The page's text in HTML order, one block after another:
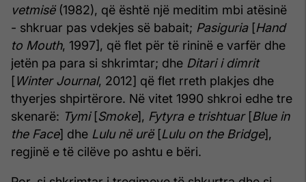
vetmisë(1982), që është një meditim mbi atësinë
- shkruar pas vdekjes së babait; Pasiguria[Hand
to Mouth, 1997], që flet për të rininë e varfër dhe
jetën pa para si shkrimtar; dhe Ditari i dimrit
[Winter Journal, 2012] që flet rreth plakjes dhe
thyerjes shpirtërore. Në vitet 1990 shkroi edhe tre
skenarë: Tymi[Smoke], Fytyra e trishtuar [Blue in
the Face] dhe Lulu në urë[Lulu on the Bridge],
regjinë e të cilëve po ashtu e bëri.